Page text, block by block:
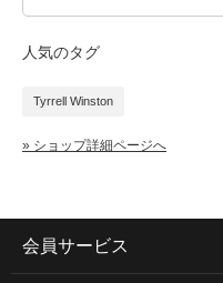
人気のタグ
Tyrrell Winston
» ショップ詳細ページへ
会員サービス